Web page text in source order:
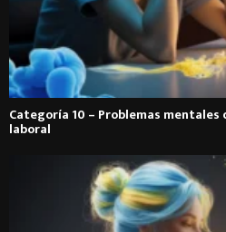
Categoría 10 – Problemas
laboral